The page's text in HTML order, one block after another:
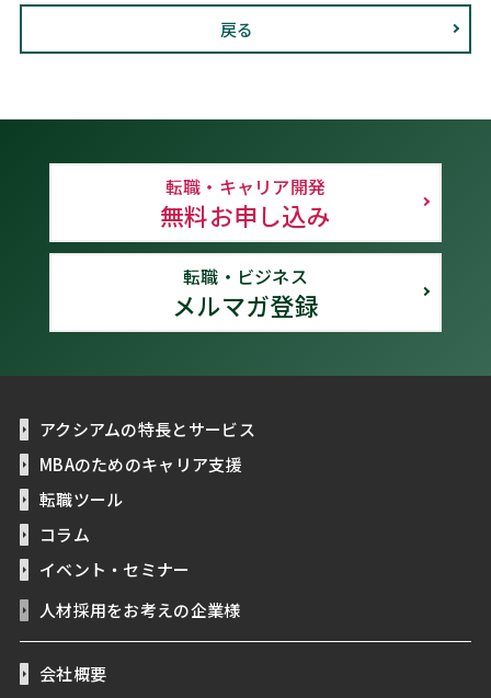
戻る
転職・キャリア開発
無料お申し込み
転職・ビジネス
メルマガ登録
アクシアムの特長とサービス
MBAのためのキャリア支援
転職ツール
コラム
イベント・セミナー
人材採用をお考えの企業様
会社概要